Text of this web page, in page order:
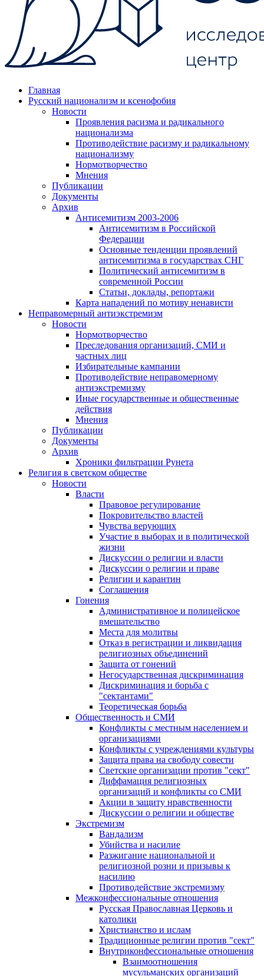
Главная
Русский национализм и ксенофобия
Новости
Проявления расизма и радикального
национализма
Противодействие расизму и радикальному
национализму
Нормотворчество
Мнения
Публикации
Документы
Архив
Антисемитизм 2003-2006
Антисемитизм в Российской
Федерации
Основные тенденции проявлений
антисемитизма в государствах СНГ
Политический антисемитизм в
современной России
Статьи, доклады, репортажи
Карта нападений по мотиву ненависти
Неправомерный антиэкстремизм
Новости
Нормотворчество
Преследования организаций, СМИ и
частных лиц
Избирательные кампании
Противодействие неправомерному
антиэкстремизму
Иные государственные и общественные
действия
Мнения
Публикации
Документы
Архив
Хроники фильтрации Рунета
Религия в светском обществе
Новости
Власти
Правовое регулирование
Покровительство властей
Чувства верующих
Участие в выборах и в политической
жизни
Дискуссии о религии и власти
Дискуссии о религии и праве
Религии и карантин
Соглашения
Гонения
Административное и полицейское
вмешательство
Места для молитвы
Отказ в регистрации и ликвидация
религиозных объединений
Защита от гонений
Негосударственная дискриминация
Дискриминация и борьба с
"сектантами"
Теоретическая борьба
Общественность и СМИ
Конфликты с местным населением и
организациями
Конфликты с учреждениями культуры
Защита права на свободу совести
Светские организации против "сект"
Диффамация религиозных
организаций и конфликты со СМИ
Акции в защиту нравственности
Дискуссии о религии и обществе
Экстремизм
Вандализм
Убийства и насилие
Разжигание национальной и
религиозной розни и призывы к
насилию
Противодействие экстремизму
Межконфессиональные отношения
Русская Православная Церковь и
католики
Христианство и ислам
Традиционные религии против "сект"
Внутриконфессиональные отношения
Взаимоотношения
мусульманских организаций